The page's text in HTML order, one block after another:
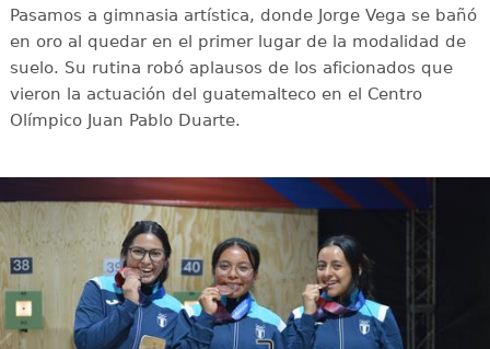
Pasamos a gimnasia artística, donde Jorge Vega se bañó
en oro al quedar en el primer lugar de la modalidad de
suelo. Su rutina robó aplausos de los aficionados que
vieron la actuación del guatemalteco en el Centro
Olímpico Juan Pablo Duarte.